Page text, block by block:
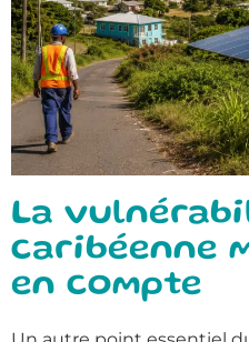
La
caribéenne
en compte